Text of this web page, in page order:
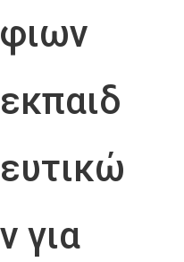
φιων
εκπαιδ
ευτικώ
ν για